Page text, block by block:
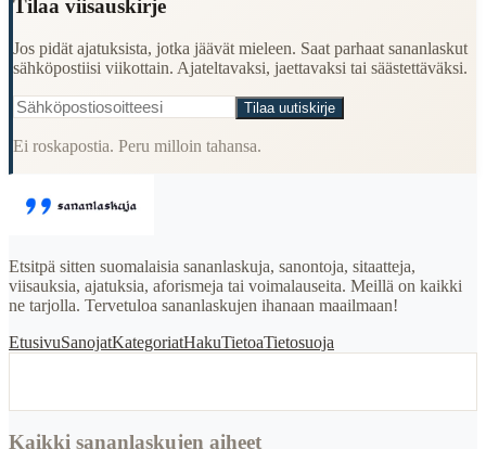
Tilaa viisauskirje
Jos pidät ajatuksista, jotka jäävät mieleen. Saat parhaat sananlaskut
sähköpostiisi viikottain. Ajateltavaksi, jaettavaksi tai säästettäväksi.
Tilaa uutiskirje
Ei roskapostia. Peru milloin tahansa.
Etsitpä sitten suomalaisia sananlaskuja, sanontoja, sitaatteja,
viisauksia, ajatuksia, aforismeja tai voimalauseita. Meillä on kaikki
ne tarjolla. Tervetuloa sananlaskujen ihanaan maailmaan!
EtusivuSanojatKategoriatHakuTietoaTietosuoja
Kaikki sananlaskujen aiheet